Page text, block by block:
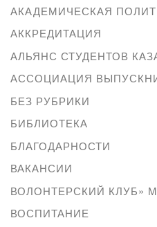
АКАДЕМИЧЕСКАЯ
АККРЕДИТАЦИЯ
АЛЬЯНС СТУДЕНТОВ
АССОЦИАЦИЯ
БЕЗ РУБРИКИ
БИБЛИОТЕКА
БЛАГОДАРНОСТИ
ВАКАНСИИ
ВОЛОНТЕРСКИЙ КЛУБ»
ВОСПИТАНИЕ